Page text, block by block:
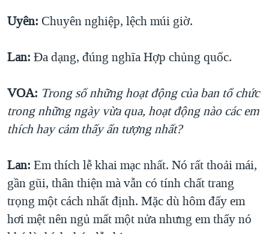
Uyên: Chuyên nghiệp, lệch múi giờ.
Lan: Đa dạng, đúng nghĩa Hợp chủng quốc.
VOA: Trong số những hoạt động của ban tổ chức
trong những ngày vừa qua, hoạt động nào các em
thích hay cảm thấy ấn tượng nhất?
Lan: Em thích lễ khai mạc nhất. Nó rất thoải mái,
gần gũi, thân thiện mà vẫn có tính chất trang
trọng một cách nhất định. Mặc dù hôm đấy em
hơi mệt nên ngủ mất một nửa nhưng em thấy nó